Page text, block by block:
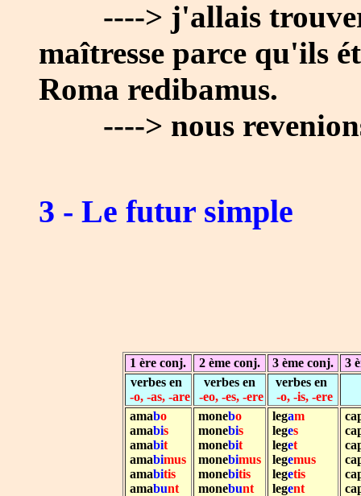
----> j'allais trouver
maîtresse parce qu'ils
Roma redibamus.
----> nous
3 - Le futur simple
1 ère conj. 2 ème conj. 3 ème conj.
3
verbes en
-o, -as, -are
verbes en
-eo, -es, -ere
verbes en
-o, -is, -ere
amabo
amabis
amabit
amabimus
amabitis
amabunt
monebo
monebis
monebit
monebimus
monebitis
monebunt
legam
leges
leget
legemus
legetis
legent